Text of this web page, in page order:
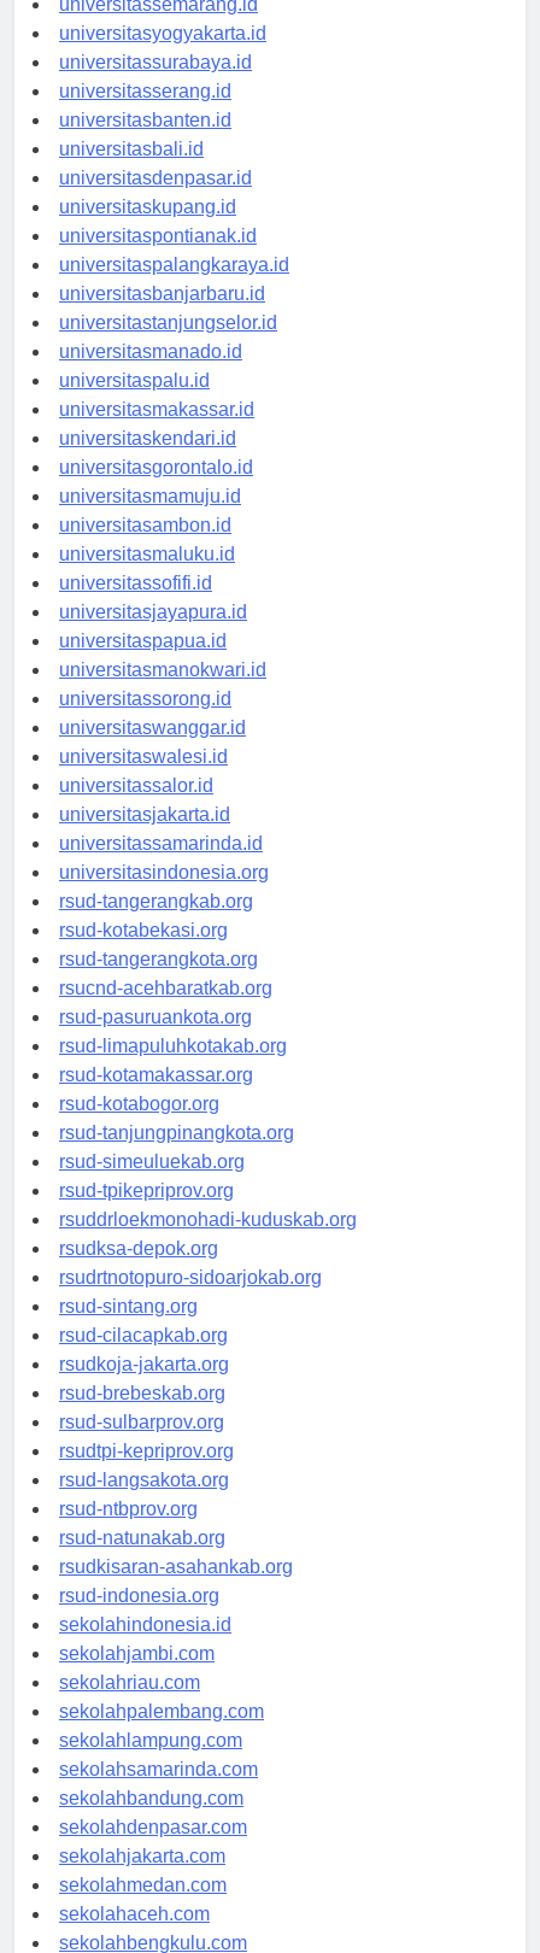
universitassemarang.id
universitasyogyakarta.id
universitassurabaya.id
universitasserang.id
universitasbanten.id
universitasbali.id
universitasdenpasar.id
universitaskupang.id
universitaspontianak.id
universitaspalangkaraya.id
universitasbanjarbaru.id
universitastanjungselor.id
universitasmanado.id
universitaspalu.id
universitasmakassar.id
universitaskendari.id
universitasgorontalo.id
universitasmamuju.id
universitasambon.id
universitasmaluku.id
universitassofifi.id
universitasjayapura.id
universitaspapua.id
universitasmanokwari.id
universitassorong.id
universitaswanggar.id
universitaswalesi.id
universitassalor.id
universitasjakarta.id
universitassamarinda.id
universitasindonesia.org
rsud-tangerangkab.org
rsud-kotabekasi.org
rsud-tangerangkota.org
rsucnd-acehbaratkab.org
rsud-pasuruankota.org
rsud-limapuluhkotakab.org
rsud-kotamakassar.org
rsud-kotabogor.org
rsud-tanjungpinangkota.org
rsud-simeuluekab.org
rsud-tpikepriprov.org
rsuddrloekmonohadi-kuduskab.org
rsudksa-depok.org
rsudrtnotopuro-sidoarjokab.org
rsud-sintang.org
rsud-cilacapkab.org
rsudkoja-jakarta.org
rsud-brebeskab.org
rsud-sulbarprov.org
rsudtpi-kepriprov.org
rsud-langsakota.org
rsud-ntbprov.org
rsud-natunakab.org
rsudkisaran-asahankab.org
rsud-indonesia.org
sekolahindonesia.id
sekolahjambi.com
sekolahriau.com
sekolahpalembang.com
sekolahlampung.com
sekolahsamarinda.com
sekolahbandung.com
sekolahdenpasar.com
sekolahjakarta.com
sekolahmedan.com
sekolahaceh.com